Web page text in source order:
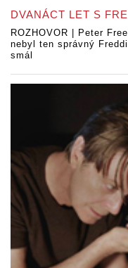
DVANÁCT LET S
ROZHOVOR | Peter
nebyl ten správný
smál